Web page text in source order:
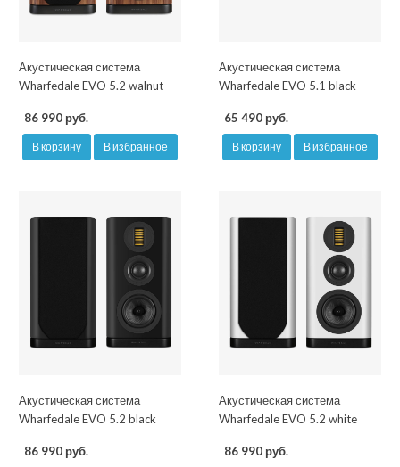
Акустическая система
Wharfedale EVO 5.2 walnut
86 990 руб.
В корзину В избранное
Акустическая система
Wharfedale EVO 5.1 black
65 490 руб.
В корзину В избранное
Акустическая система
Wharfedale EVO 5.2 black
86 990 руб.
Акустическая система
Wharfedale EVO 5.2 white
86 990 руб.